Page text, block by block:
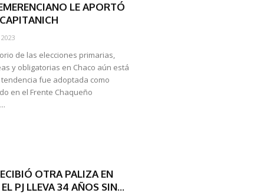
LE APORTÓ
de las elecciones primarias,
y obligatorias en Chaco aún está
fue adoptada como
en el Frente Chaqueño
OTRA PALIZA EN
PJ LLEVA 34 AÑOS SIN...